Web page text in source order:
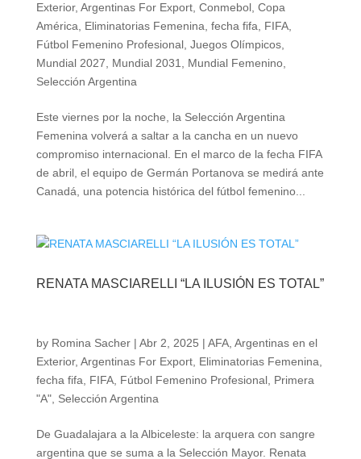
Exterior, Argentinas For Export, Conmebol, Copa
América
Eliminatorias Femenina fecha fifa FIFA,
Fútbol Femenino Profesional, Juegos Olímpicos,
Mundial 2027
Mundial 2031 Mundial Femenino,
Selección Argentina
Este viernes por la noche, la Selección Argentina
Femenina volverá a saltar a la cancha en un nuevo
compromiso internacional. En el marco de la fecha FIFA
de abril, el equipo de Germán Portanova se medirá ante
Canadá, una potencia histórica del fútbol femenino...
RENATA MASCIARELLI “LA ILUSIÓN ES TOTAL”
by Romina Sacher| Abr 2, 2025 | AFA, Argentinas en el
Exterior, Argentinas For Export, Eliminatorias Femenina
fecha fifa
FIFA, Fútbol Femenino Profesional, Primera
"A", Selección Argentina
De Guadalajara a la Albiceleste: la arquera con sangre
argentina que se suma a la Selección Mayor. Renata